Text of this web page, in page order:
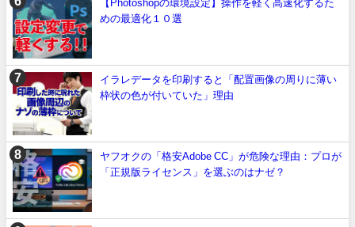
【Photoshopの環境設定】操作を軽く高速化するた
めの最適化１０選
イラレデータを印刷すると「配置画像の周りに薄い
枠状の色が付いていた」理由
ヤフオクの「格安Adobe CC」が危険な理由：プロが
「正規版ライセンス」を選ぶのはナゼ？